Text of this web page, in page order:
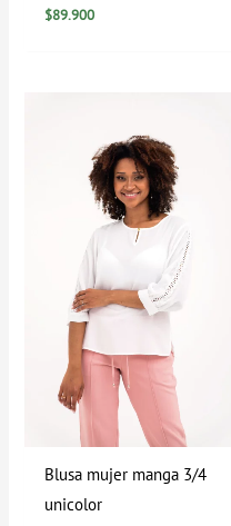
$89.900
Blusa mujer manga 3/4
unicolor
precios:
desde
$39.900
hasta
$79.900